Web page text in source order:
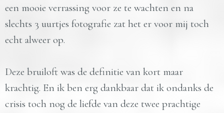
een mooie verrassing voor ze te wachten en na
slechts 3 uurtjes fotografie zat het er voor mij toch
echt alweer op.
Deze bruiloft was de definitie van kort maar
krachtig. En ik ben erg dankbaar dat ik ondanks de
crisis toch nog de liefde van deze twee prachtige